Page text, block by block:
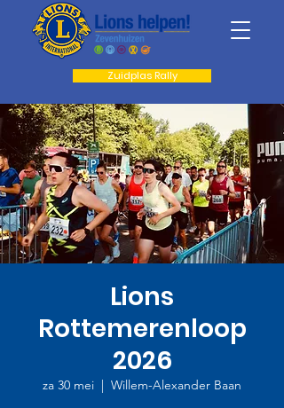
Zuidplas Rally
Lions
Rottemerenloop
2026
za 30 mei
  |
Willem-Alexander Baan